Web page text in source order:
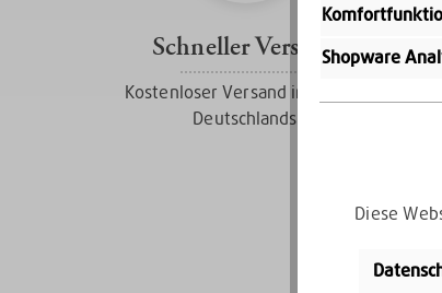
Schneller Versand
Kostenloser Versand innerhalb
Deutschlands
Shopware
Diese